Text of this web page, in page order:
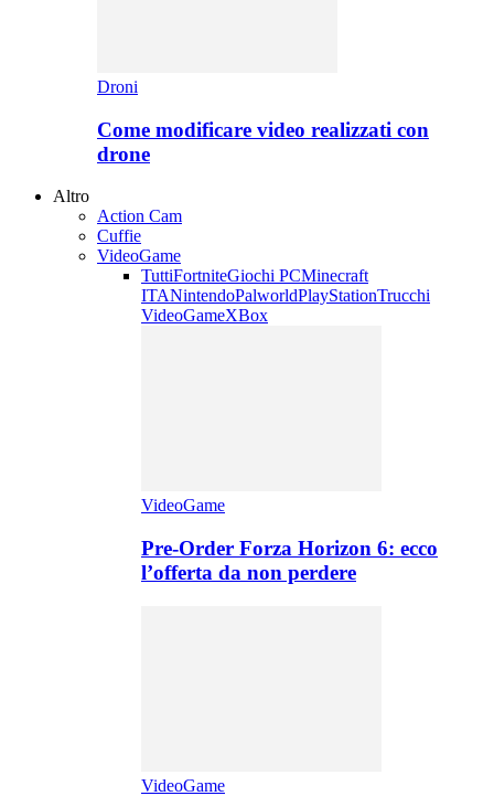
Droni
Come modificare video realizzati con
drone
Altro
Action Cam
Cuffie
VideoGame
TuttiFortniteGiochi PCMinecraft
ITANintendoPalworldPlayStationTrucchi
VideoGameXBox
VideoGame
Pre-Order Forza Horizon 6: ecco
l’offerta da non perdere
VideoGame